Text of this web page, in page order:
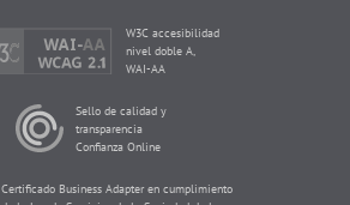
W3C accesibilidad
nivel doble A,
WAI-AA
Sello de calidad y
transparencia
Confianza Online
Certificado Business Adapter en cumplimiento